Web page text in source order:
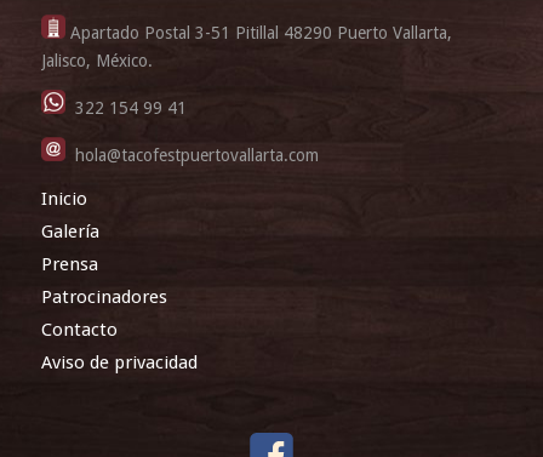
Apartado Postal 3-51 Pitillal 48290 Puerto Vallarta,
Jalisco, México.
322 154 99 41
hola@tacofestpuertovallarta.com
Inicio
Galería
Prensa
Patrocinadores
Contacto
Aviso de privacidad